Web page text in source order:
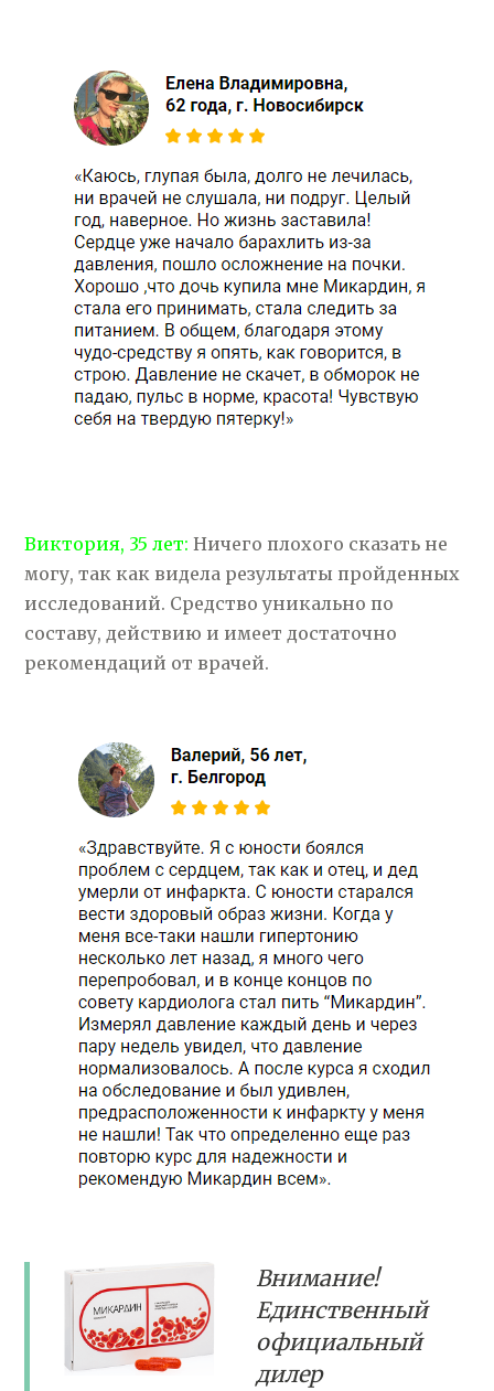
Виктория, 35 лет: Ничего плохого сказать не
могу, так как видела результаты пройденных
исследований. Средство уникально по
составу, действию и имеет достаточно
рекомендаций от врачей.
Внимание!
Единственный
официальный
дилер